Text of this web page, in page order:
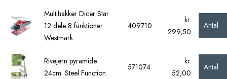
Multihakker Dicer Star
12 dele 8 funktioner
Westmark
409710
kr.
299,50
Antal
Rivejern pyramide
24cm. Steel Function
571074
kr.
52,00
Antal